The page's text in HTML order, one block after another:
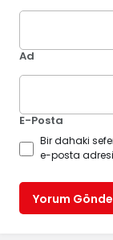
Ad
E-Posta
Bir dahaki
e-posta
Yorum